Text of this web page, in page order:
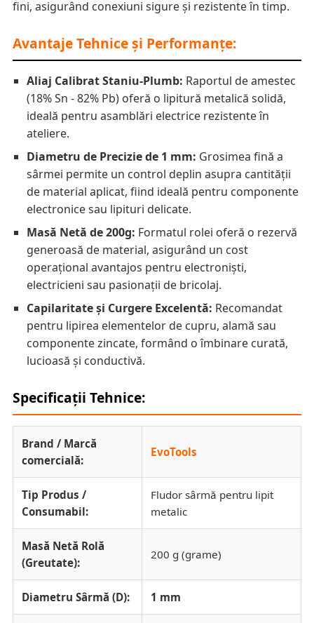
fini, asigurând conexiuni sigure și rezistente în timp.
Avantaje Tehnice și Performanțe:
Aliaj Calibrat Staniu-Plumb: Raportul de amestec
(18% Sn - 82% Pb) oferă o lipitură metalică solidă,
ideală pentru asamblări electrice rezistente în
ateliere.
Diametru de Precizie de 1 mm: Grosimea fină a
sârmei permite un control deplin asupra cantității
de material aplicat, fiind ideală pentru componente
electronice sau lipituri delicate.
Masă Netă de 200g: Formatul rolei oferă o rezervă
generoasă de material, asigurând un cost
operațional avantajos pentru electroniști,
electricieni sau pasionații de bricolaj.
Capilaritate și Curgere Excelentă: Recomandat
pentru lipirea elementelor de cupru, alamă sau
componente zincate, formând o îmbinare curată,
lucioasă și conductivă.
Specificații Tehnice:
Brand / Marcă
comercială:
EvoTools
Tip Produs /
Consumabil:
Fludor sârmă pentru lipit
metalic
Masă Netă Rolă
(Greutate):
200 g (grame)
Diametru Sârmă (D): 1 mm